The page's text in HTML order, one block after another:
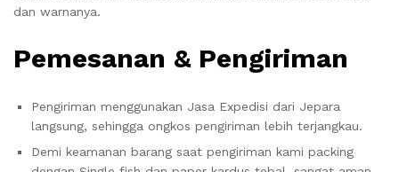
dan warnanya.
Pemesanan & Pengiriman
Pengiriman menggunakan Jasa Expedisi dari Jepara
langsung, sehingga ongkos pengiriman lebih terjangkau.
Demi keamanan barang saat pengiriman kami packing